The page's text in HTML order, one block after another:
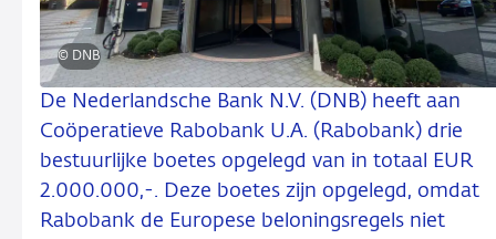
© DNB
De Nederlandsche Bank N.V. (DNB) heeft aan
Coöperatieve Rabobank U.A. (Rabobank) drie
bestuurlijke boetes opgelegd van in totaal EUR
2.000.000,-. Deze boetes zijn opgelegd, omdat
Rabobank de Europese beloningsregels niet